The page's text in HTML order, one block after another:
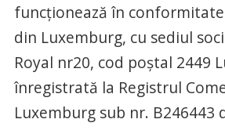
funcționează în
din Luxemburg, cu sediul
Royal nr20, cod poștal 2449
înregistrată la Registrul
Luxemburg sub nr. B246443